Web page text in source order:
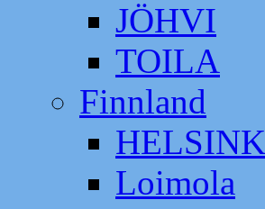
JÖHVI
TOILA
Finnland
Loimola